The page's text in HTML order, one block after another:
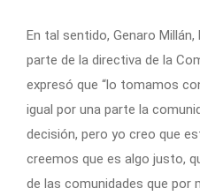
En tal sentido, Genaro
parte de la directiva de la
expresó que “lo tomamos
igual por una parte la
decisión, pero yo creo que
creemos que es algo justo,
de las comunidades que por